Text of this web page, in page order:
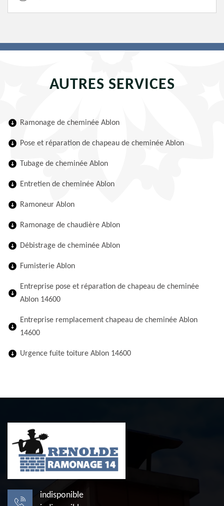
AUTRES SERVICES
Ramonage de cheminée Ablon
Pose et réparation de chapeau de cheminée Ablon
Tubage de cheminée Ablon
Entretien de cheminée Ablon
Ramoneur Ablon
Ramonage de chaudière Ablon
Débistrage de cheminée Ablon
Fumisterie Ablon
Entreprise pose et réparation de chapeau de cheminée
Ablon 14600
Entreprise remplacement chapeau de cheminée Ablon
14600
Urgence fuite toiture Ablon 14600
indisponible